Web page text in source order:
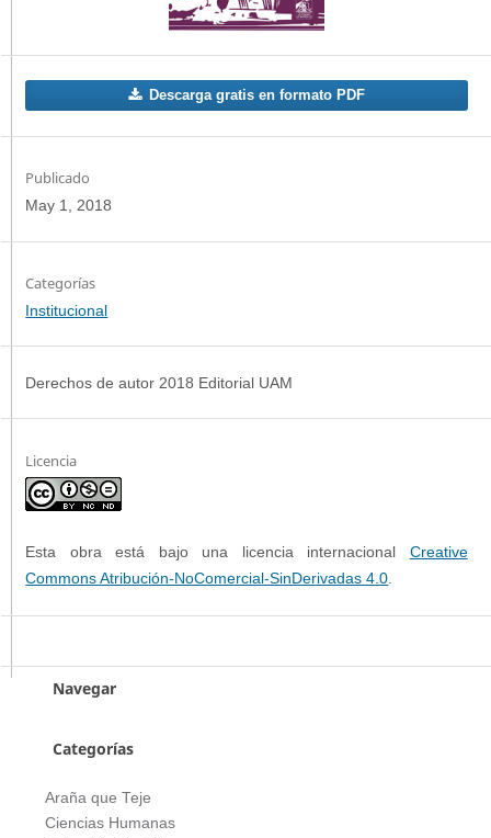
Descarga gratis en formato PDF
Publicado
May 1, 2018
Categorías
Institucional
Derechos de autor 2018 Editorial UAM
Licencia
Esta obra está bajo una licencia internacional Creative
Commons Atribución-NoComercial-SinDerivadas 4.0
Navegar
Categorías
Araña que Teje
Ciencias Humanas